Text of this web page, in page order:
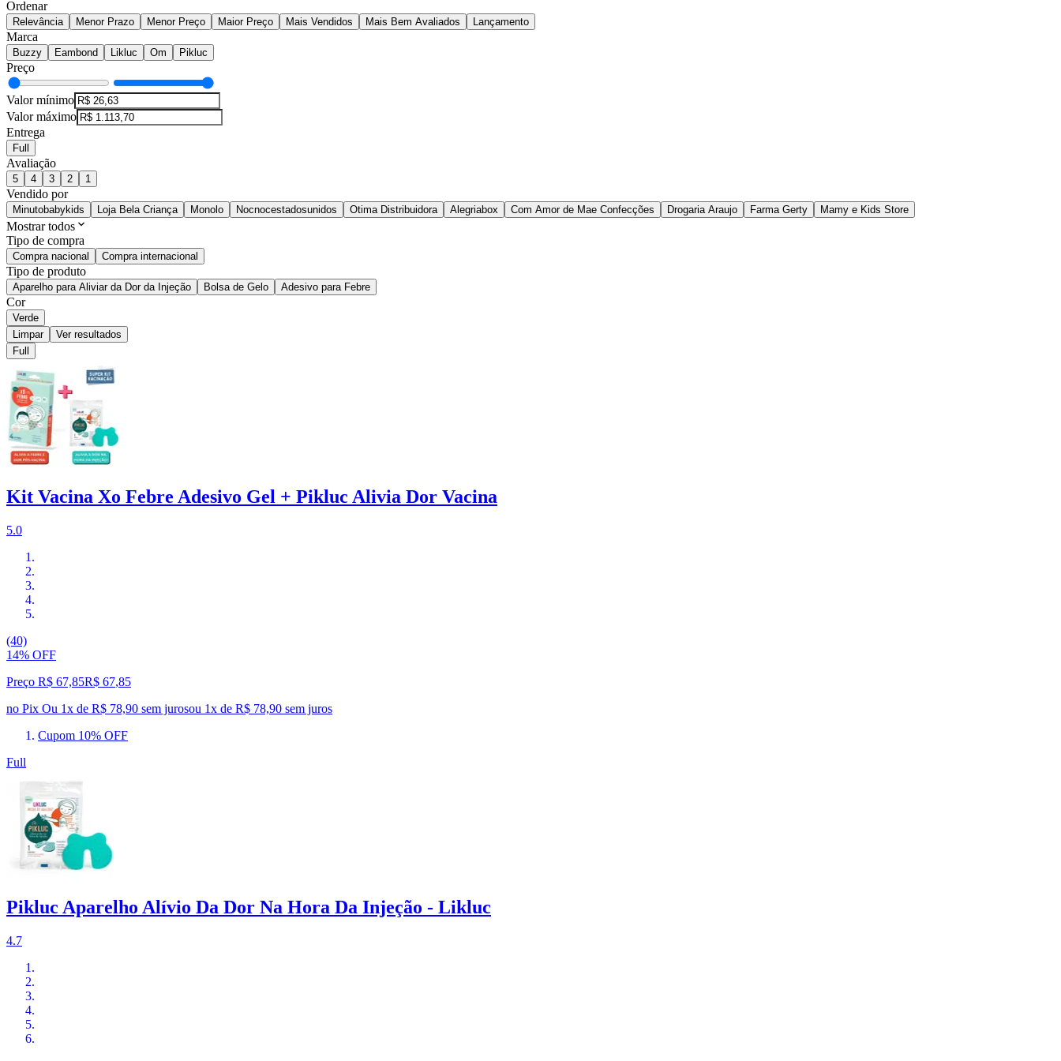
Ordenar
Relevância Menor Prazo Menor Preço Maior Preço Mais Vendidos Mais Bem Avaliados Lançamento
Marca
Buzzy Eambond Likluc Om Pikluc
Preço
Valor mínimo
Valor máximo
Entrega
Full
Avaliação
5 4 3 2 1
Vendido por
Minutobabykids Loja Bela Criança Monolo Nocnocestadosunidos Otima Distribuidora Alegriabox Com Amor de Mae Confecções Drogaria Araujo Farma Gerty Mamy e Kids Store
Mostrar todos
Tipo de compra
Compra nacional Compra internacional
Tipo de produto
Aparelho para Aliviar da Dor da Injeção Bolsa de Gelo Adesivo para Febre
Cor
Verde
Limpar
Ver resultados
Full
Kit Vacina Xo Febre Adesivo Gel + Pikluc Alivia Dor Vacina
5.0
(40)
14% OFF
Preço R$ 67,85R$ 67,85
no Pix Ou 1x de R$ 78,90 sem jurosou 1x de R$ 78,90 sem juros
Cupom 10% OFF
Full
Pikluc Aparelho Alívio Da Dor Na Hora Da Injeção - Likluc
4.7